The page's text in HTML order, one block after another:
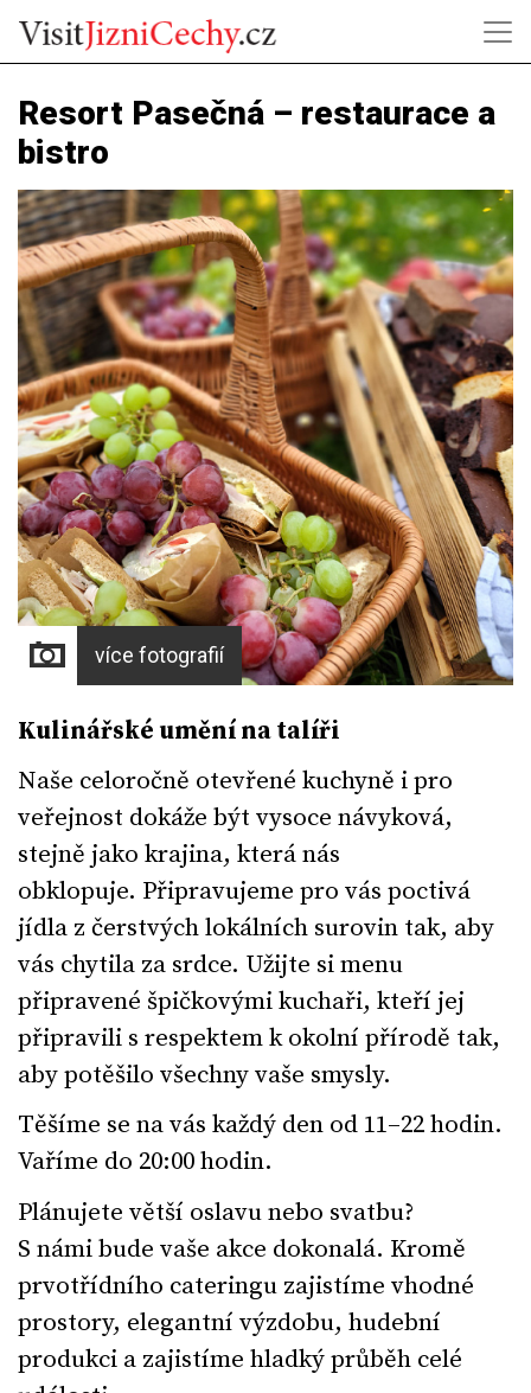
Resort Pasečná – restaurace a
bistro
více fotografií
Kulinářské umění na talíři
Naše celoročně otevřené kuchyně i pro
veřejnost dokáže být vysoce návyková,
stejně jako krajina, která nás
obklopuje. Připravujeme pro vás poctivá
jídla z čerstvých lokálních surovin tak, aby
vás chytila za srdce. Užijte si menu
připravené špičkovými kuchaři, kteří jej
připravili s respektem k okolní přírodě tak,
aby potěšilo všechny vaše smysly.
Těšíme se na vás každý den od 11–22 hodin.
Vaříme do 20:00 hodin.
Plánujete větší oslavu nebo svatbu?
S námi bude vaše akce dokonalá. Kromě
prvotřídního cateringu zajistíme vhodné
prostory, elegantní výzdobu, hudební
produkci a zajistíme hladký průběh celé